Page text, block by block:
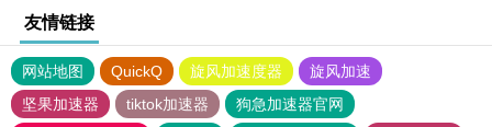
友情链接
网站地图 QuickQ 旋风加速度器
旋风加速
坚果加速器
tiktok加速器
狗急加速器官网